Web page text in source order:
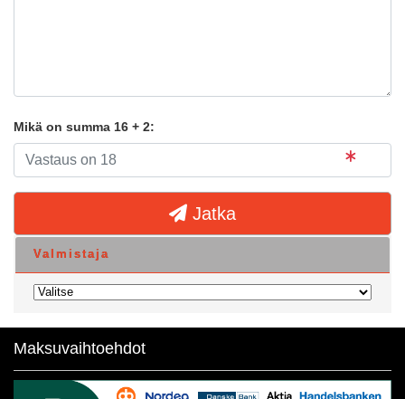
Mikä on summa 16 + 2:
Jatka
Valmistaja
Maksuvaihtoehdot